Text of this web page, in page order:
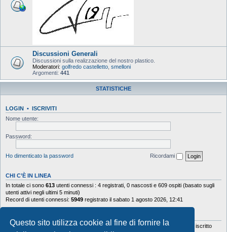
Questo sito utilizza cookie al fine di fornire la
Discussioni Generali
Discussioni sulla realizzazione del nostro plastico.
Moderatori: golfredo castelletto smelloni
Argomenti: 441
STATISTICHE
LOGIN • ISCRIVITI
Nome utente:
Password:
Ho dimenticato la password Ricordami
CHI C’È IN LINEA
In totale ci sono 613 utenti connessi : 4 registrati, 0 nascosti e 609 ospiti (basato sugli
utenti attivi negli ultimi 5 minuti)
Record di utenti connessi: 5949 registrato il sabato 1 agosto 2026, 12:41
Totale messaggi103644• Totale argomenti 9878• Totale iscritti 5630
• Ultimo iscritto